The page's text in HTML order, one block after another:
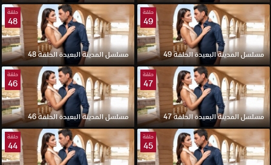
حلقة
49
مسلسل المدينة البعيدة الحلقة 49
حلقة
48
مسلسل المدينة البعيدة الحلقة 48
حلقة
47
مسلسل المدينة البعيدة الحلقة 47
حلقة
46
مسلسل المدينة البعيدة الحلقة 46
حلقة
45
حلقة
44